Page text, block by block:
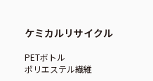
ケミカルリサイクル
PETボトル
ポリエステル繊維